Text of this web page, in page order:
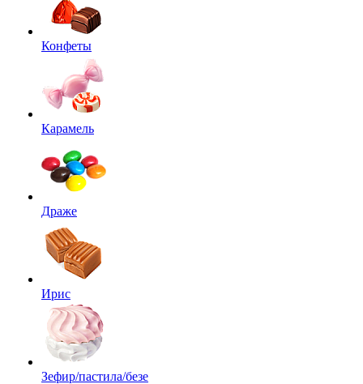
Конфеты
Карамель
Драже
Ирис
Зефир/пастила/безе